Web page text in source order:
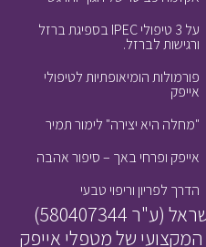
על 3 טיפולי IPEC בספיגת ברזל
ורגישות לברזל.
פורמולות הומיאופתיות לטיפולי
אייפק
"מחלה היא יצירה" לימור תמיר
אייפק ופרחי באך – סיפור אהבה
הדרך לפריון וריפוי טבעי
עמותת מטפלי אייפק בישראל (ע"ר 580407344)
2003 כאיגוד המקצועי של מטפלי אייפק